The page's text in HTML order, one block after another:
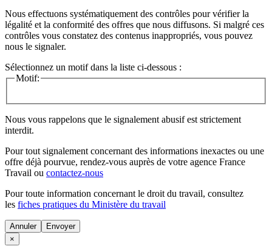
Nous effectuons systématiquement des contrôles pour vérifier la
légalité et la conformité des offres que nous diffusons. Si malgré ces
contrôles vous constatez des contenus inappropriés, vous pouvez
nous le signaler.
Sélectionnez un motif dans la liste ci-dessous :
Motif:
Nous vous rappelons que le signalement abusif est strictement
interdit.
Pour tout signalement concernant des informations inexactes ou une
offre déjà pourvue, rendez-vous auprès de votre agence France
Travail ou contactez-nous
Pour toute information concernant le droit du travail, consultez
les fiches pratiques du Ministère du travail
Annuler
×